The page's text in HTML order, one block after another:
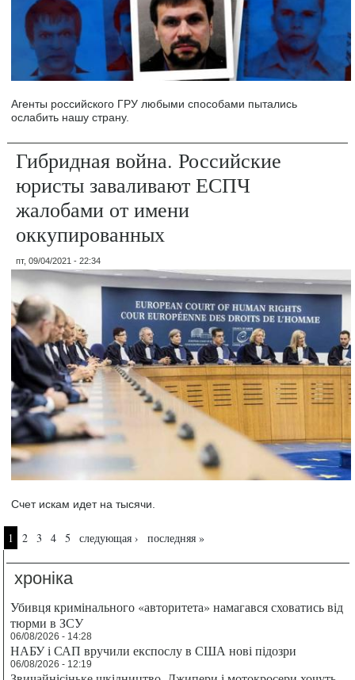
Агенты российского ГРУ любыми способами пытались
ослабить нашу страну.
Гибридная война. Российские
юристы заваливают ЕСПЧ
жалобами от имени
оккупированных
пт, 09/04/2021 - 22:34
Счет искам идет на тысячи.
Страницы
1 2 3 4 5 следующая › последняя »
хроніка
Убивця кримінального «авторитета» намагався сховатись від
тюрми в ЗСУ
06/08/2026 - 14:28
НАБУ і САП вручили експослу в США нові підозри
06/08/2026 - 12:19